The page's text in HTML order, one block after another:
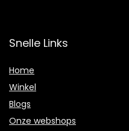
Snelle Links
Home
Winkel
Blogs
Onze webshops